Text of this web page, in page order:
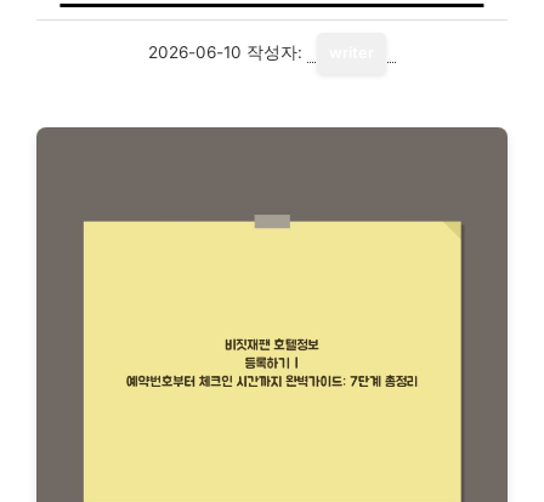
2026-06-10 작성자: